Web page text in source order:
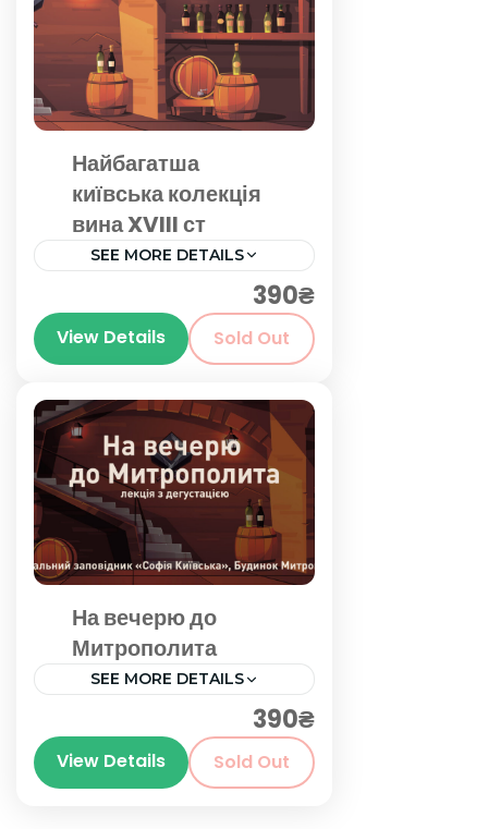
Найбагатша
київська колекція
вина XVIII ст
SEE MORE DETAILS
390₴
View Details Sold Out
На вечерю до
Митрополита
SEE MORE DETAILS
390₴
View Details Sold Out